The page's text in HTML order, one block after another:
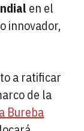
en el
innovador,
a ratificar
de la
Bureba